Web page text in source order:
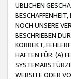
ÜBLICHEN
NOCH UNSERE
BESCHRIEBEN
KORREKT,
HAFTEN FÜR: (A)
WEBSITE ODER